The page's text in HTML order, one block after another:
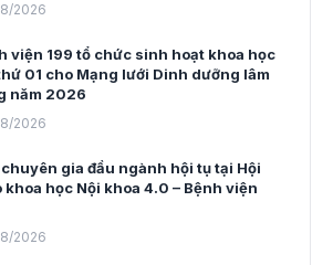
2026
viện 199 tổ chức sinh hoạt khoa học
01 cho Mạng lưới Dinh dưỡng lâm
năm 2026
2026
chuyên gia đầu ngành hội tụ tại Hội
khoa học Nội khoa 4.0 – Bệnh viện
2026